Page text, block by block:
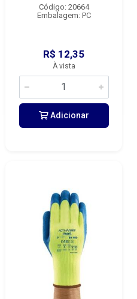
Código: 20664
Embalagem: PC
R$ 12,35
À vista
Adicionar